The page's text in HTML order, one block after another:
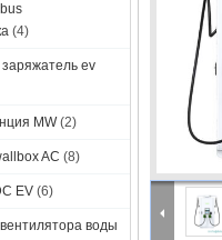
(4)
ev
MW (2)
AC (8)
EV (6)
воды